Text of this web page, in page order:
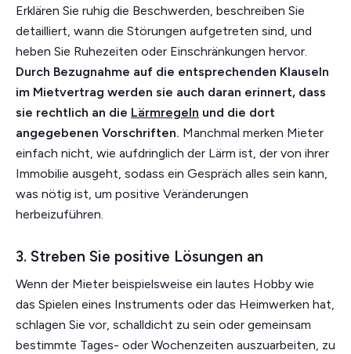
Erklären Sie ruhig die Beschwerden, beschreiben Sie
detailliert, wann die Störungen aufgetreten sind, und
heben Sie Ruhezeiten oder Einschränkungen hervor.
Durch Bezugnahme auf die entsprechenden Klauseln
im Mietvertrag werden sie auch daran erinnert, dass
sie rechtlich an die Lärmregeln und die dort
angegebenen Vorschriften. Manchmal merken Mieter
einfach nicht, wie aufdringlich der Lärm ist, der von ihrer
Immobilie ausgeht, sodass ein Gespräch alles sein kann,
was nötig ist, um positive Veränderungen
herbeizuführen.
3. Streben Sie positive Lösungen an
Wenn der Mieter beispielsweise ein lautes Hobby wie
das Spielen eines Instruments oder das Heimwerken hat,
schlagen Sie vor, schalldicht zu sein oder gemeinsam
bestimmte Tages- oder Wochenzeiten auszuarbeiten, zu